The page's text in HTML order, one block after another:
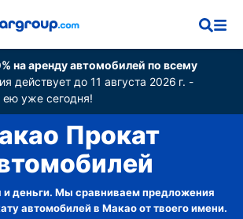
на аренду автомобилей по всему
действует до 11 августа 2026 г. -
ею уже сегодня!
Прокат
деньги. Мы сравниваем предложения
автомобилей в Макао от твоего имени.